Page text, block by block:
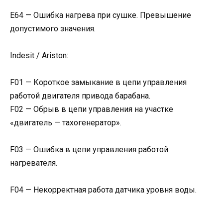
Е64 — Ошибка нагрева при сушке. Превышение
допустимого значения.
Indesit / Ariston:
F01 — Короткое замыкание в цепи управления
работой двигателя привода барабана.
F02 — Обрыв в цепи управления на участке
«двигатель — тахогенератор».
F03 — Ошибка в цепи управления работой
нагревателя.
F04 — Некорректная работа датчика уровня воды.